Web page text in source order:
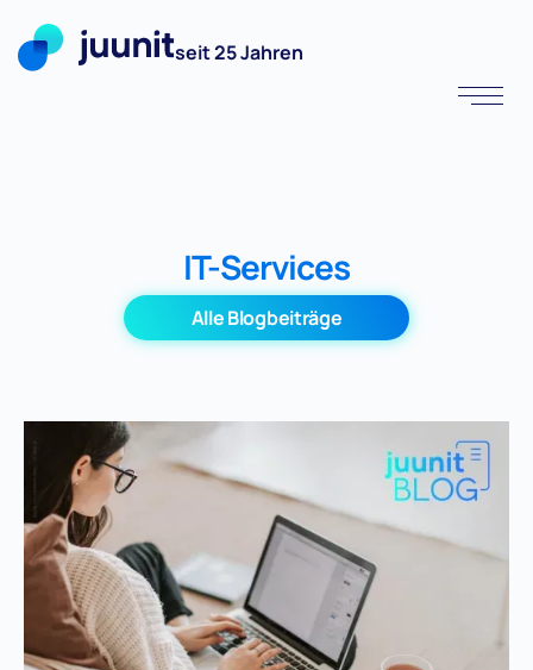
seit 25 Jahren
IT-Services
Alle Blogbeiträge